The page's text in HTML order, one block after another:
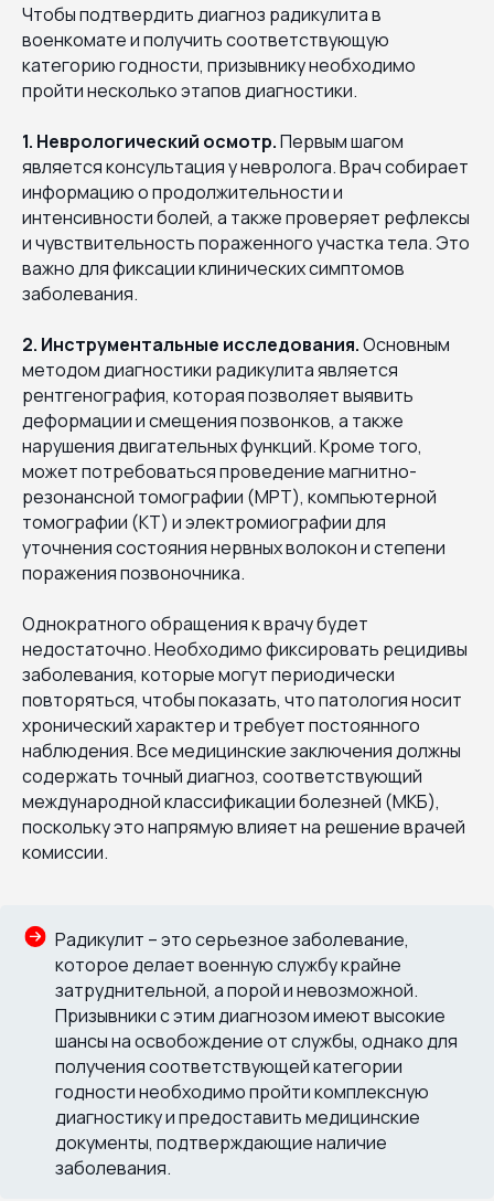
Чтобы подтвердить диагноз радикулита в
военкомате и получить соответствующую
категорию годности, призывнику необходимо
пройти несколько этапов диагностики.
1. Неврологический осмотр.Первым шагом
является консультация у невролога. Врач собирает
информацию о продолжительности и
интенсивности болей, а также проверяет рефлексы
и чувствительность пораженного участка тела. Это
важно для фиксации клинических симптомов
заболевания.
2. Инструментальные исследования.Основным
методом диагностики радикулита является
рентгенография, которая позволяет выявить
деформации и смещения позвонков, а также
нарушения двигательных функций. Кроме того,
может потребоваться проведение магнитно-
резонансной томографии (МРТ), компьютерной
томографии (КТ) и электромиографии для
уточнения состояния нервных волокон и степени
поражения позвоночника.
Однократного обращения к врачу будет
недостаточно. Необходимо фиксировать рецидивы
заболевания, которые могут периодически
повторяться, чтобы показать, что патология носит
хронический характер и требует постоянного
наблюдения. Все медицинские заключения должны
содержать точный диагноз, соответствующий
международной классификации болезней (МКБ),
поскольку это напрямую влияет на решение врачей
комиссии.
Радикулит – это серьезное заболевание,
которое делает военную службу крайне
затруднительной, а порой и невозможной.
Призывники с этим диагнозом имеют высокие
шансы на освобождение от службы, однако для
получения соответствующей категории
годности необходимо пройти комплексную
диагностику и предоставить медицинские
документы, подтверждающие наличие
заболевания.